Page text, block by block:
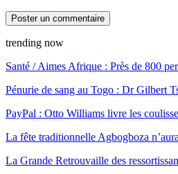
trending now
Santé / Aimes Afrique : Près de 800
Pénurie de sang au Togo : Dr Gilbert
PayPal : Otto Williams livre les
La fête traditionnelle Agbogboza
La Grande Retrouvaille des